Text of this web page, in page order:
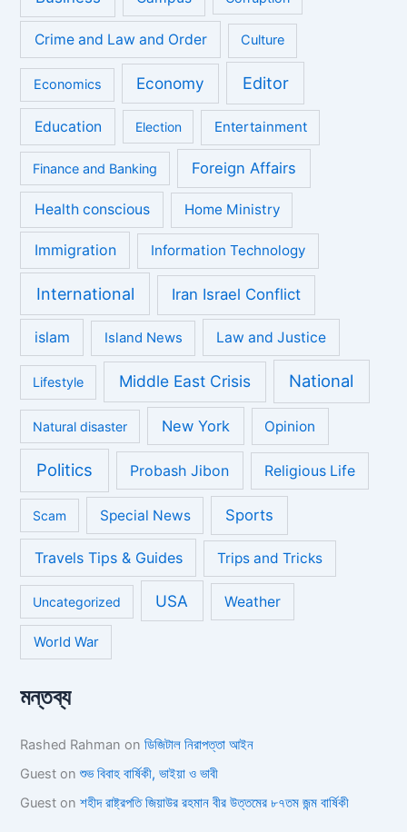
Crime and Law and Order Culture
Economics Economy Editor
Education Election Entertainment
Finance and Banking Foreign Affairs
Health conscious Home Ministry
Immigration Information Technology
International Iran Israel Conflict
islam Island News Law and Justice
Lifestyle Middle East Crisis National
Natural disaster New York Opinion
Politics Probash Jibon Religious Life
Scam Special News Sports
Travels Tips & Guides Trips and Tricks
Uncategorized USA Weather
World War
মন্তব্য
Rashed Rahman onডিজিটাল নিরাপত্তা আইন
Guest onশুভ বিবাহ বার্ষিকী, ভাইয়া ও ভাবী
Guest onশহীদ রাষ্ট্রপতি জিয়াউর রহমান বীর উত্তমের ৮৭তম জন্ম বার্ষিকী